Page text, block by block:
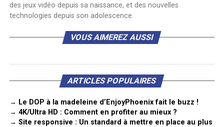
des jeux vidéo depuis sa naissance, et des nouvelles
technologies depuis son adolescence.
VOUS AIMEREZ AUSSI
ARTICLES POPULAIRES
→ Le DOP à la madeleine d’EnjoyPhoenix fait le buzz !
→ 4K/Ultra HD : Comment en profiter au mieux ?
→ Site responsive : Un standard à mettre en place au plus